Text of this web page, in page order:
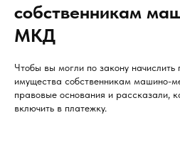
собственникам
МКД
Чтобы вы могли по закону
имущества собственникам машино-
правовые основания и рассказали,
включить в платежку.